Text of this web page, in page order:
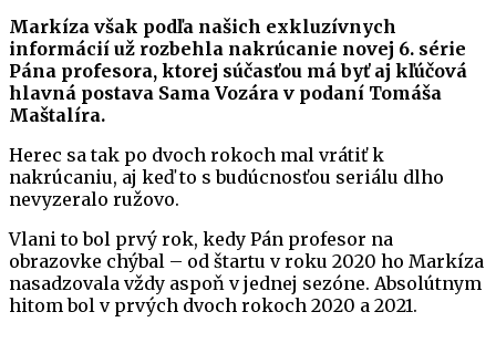
Markíza však podľa našich exkluzívnych
informácií už rozbehla nakrúcanie novej 6. série
Pána profesora, ktorej súčasťou má byť aj kľúčová
hlavná postava Sama Vozára v podaní Tomáša
Maštalíra.
Herec sa tak po dvoch rokoch mal vrátiť k
nakrúcaniu, aj keď to s budúcnosťou seriálu dlho
nevyzeralo ružovo.
Vlani to bol prvý rok, kedy Pán profesor na
obrazovke chýbal – od štartu v roku 2020 ho Markíza
nasadzovala vždy aspoň v jednej sezóne. Absolútnym
hitom bol v prvých dvoch rokoch 2020 a 2021.